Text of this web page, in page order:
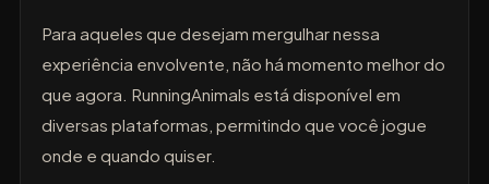
Para aqueles que desejam mergulhar nessa
experiência envolvente, não há momento melhor do
que agora. RunningAnimals está disponível em
diversas plataformas, permitindo que você jogue
onde e quando quiser.